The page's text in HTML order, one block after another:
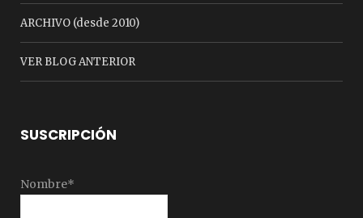
ARCHIVO (desde 2010)
VER BLOG ANTERIOR
SUSCRIPCIÓN
Nombre*